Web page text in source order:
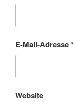
E-Mail-Adresse*
Website